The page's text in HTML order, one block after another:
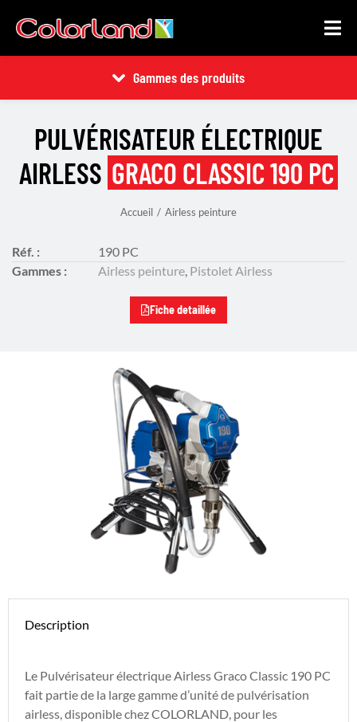
Gammes des produits
PULVÉRISATEUR ÉLECTRIQUE
AIRLESS GRACO CLASSIC 190 PC
Accueil Airless peinture
Réf. :
190 PC
Gammes :
Airless peinture, Pistolet Airless
Fiche detaillée
Description
Le Pulvérisateur électrique Airless Graco Classic 190 PC
fait partie de la large gamme d’unité de pulvérisation
airless, disponible chez COLORLAND, pour les